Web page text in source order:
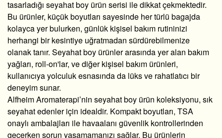
tasarladığı seyahat boy ürün serisi ile dikkat çekmektedir.
Bu ürünler, küçük boyutları sayesinde her türlü bagajda
kolayca yer bulurken, günlük kişisel bakım rutininizi
herhangi bir kesintiye uğratmadan sürdürebilmenize
olanak tanır. Seyahat boy ürünler arasında yer alan bakım
yağları, roll-on'lar, ve diğer kişisel bakım ürünleri,
kullanıcıya yolculuk esnasında da lüks ve rahatlatıcı bir
deneyim sunar.
Alfheim Aromaterapi’nin seyahat boy ürün koleksiyonu, sık
seyahat edenler için idealdir. Kompakt boyutları, TSA
onaylı ambalajları ile havaalanı güvenlik kontrollerinden
geçerken sorun yaşamamanızı sağlar. Bu ürünlerin